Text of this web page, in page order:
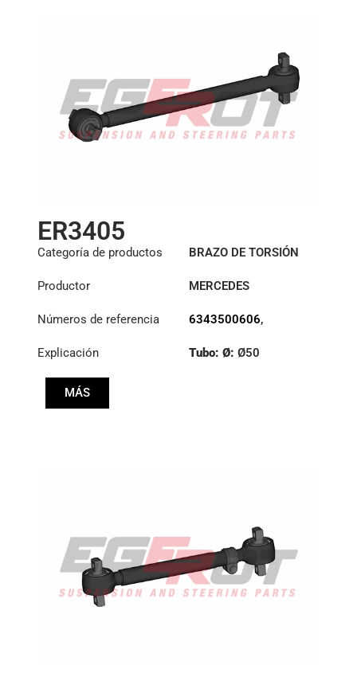
ER3405
Categoría de productos BRAZO DE TORSIÓN
Productor MERCEDES
Números de referencia 6343500606,
Explicación
Tubo: Ø: Ø50
MÁS